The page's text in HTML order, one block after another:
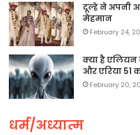
दूल्हे ने अपनी
मेहमान
February 24,
क्या है एलियन
और एरिया 51
February 20,
धर्म/अध्यात्म